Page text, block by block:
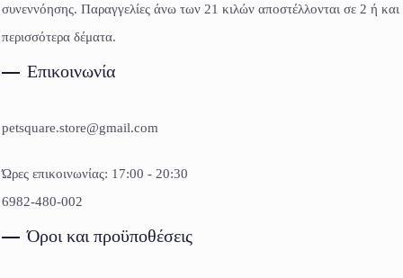
συνεννόησης. Παραγγελίες άνω των 21 κιλών αποστέλλονται σε 2 ή και
περισσότερα δέματα.
Επικοινωνία
petsquare.store@gmail.com
Ώρες επικοινωνίας: 17:00 - 20:30
6982-480-002
Όροι και προϋποθέσεις